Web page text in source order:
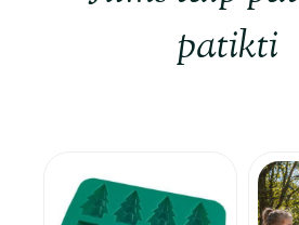
patikti